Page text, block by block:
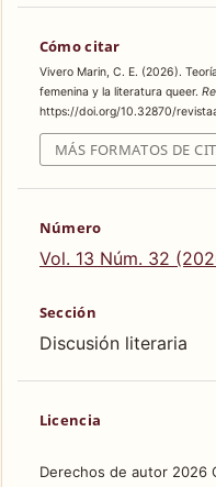
Cómo citar
Vivero Marin, C. E. (2026).
femenina y la literatura queer.
https://doi.org/10.32870/
MÁS FORMATOS DE
Número
Vol. 13 Núm. 32
Sección
Discusión literaria
Licencia
Derechos de autor 2026